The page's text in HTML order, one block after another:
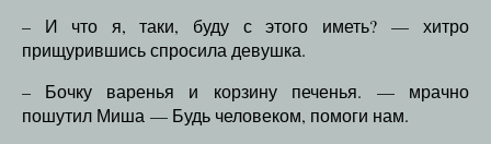
– И что я, таки, буду с этого иметь? — хитро
прищурившись спросила девушка.
– Бочку варенья и корзину печенья. — мрачно
пошутил Миша — Будь человеком, помоги нам.